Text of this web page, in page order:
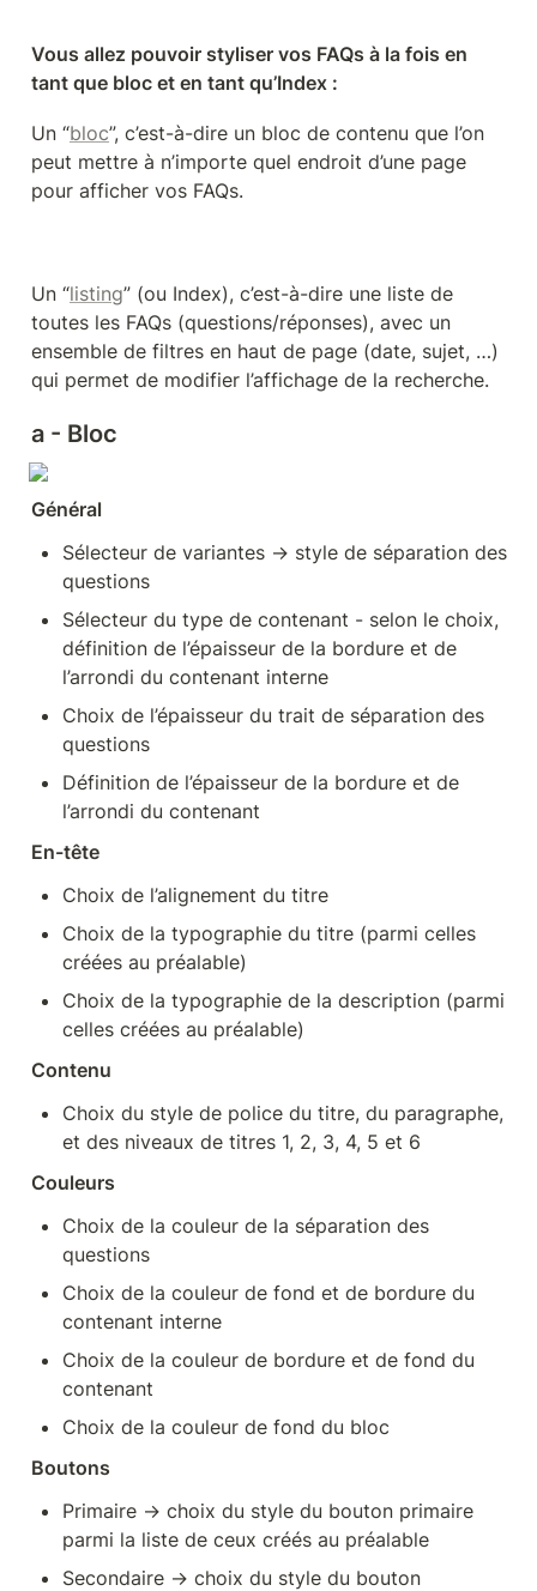
Vous allez pouvoir styliser vos FAQs à la fois en
tant que bloc et en tant qu’Index :
Un “bloc”, c’est-à-dire un bloc de contenu que l’on
peut mettre à n’importe quel endroit d’une page
pour afficher vos FAQs.
Un “listing” (ou Index), c’est-à-dire une liste de
toutes les FAQs (questions/réponses), avec un
ensemble de filtres en haut de page (date, sujet, …)
qui permet de modifier l’affichage de la recherche.
a - Bloc
Général
Sélecteur de variantes → style de séparation des
questions
Sélecteur du type de contenant - selon le choix,
définition de l’épaisseur de la bordure et de
l’arrondi du contenant interne
Choix de l’épaisseur du trait de séparation des
questions
Définition de l’épaisseur de la bordure et de
l’arrondi du contenant
En-tête
Choix de l’alignement du titre
Choix de la typographie du titre (parmi celles
créées au préalable)
Choix de la typographie de la description (parmi
celles créées au préalable)
Contenu
Choix du style de police du titre, du paragraphe,
et des niveaux de titres 1, 2, 3, 4, 5 et 6
Couleurs
Choix de la couleur de la séparation des
questions
Choix de la couleur de fond et de bordure du
contenant interne
Choix de la couleur de bordure et de fond du
contenant
Choix de la couleur de fond du bloc
Boutons
Primaire → choix du style du bouton primaire
parmi la liste de ceux créés au préalable
Secondaire → choix du style du bouton